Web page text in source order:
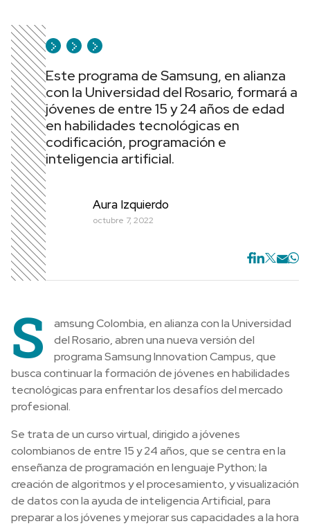
Este programa de Samsung, en alianza
con la Universidad del Rosario, formará a
jóvenes de entre 15 y 24 años de edad
en habilidades tecnológicas en
codificación, programación e
inteligencia artificial.
Aura Izquierdo
octubre 7, 2022
S
amsung Colombia, en alianza con la Universidad
del Rosario, abren una nueva versión del
programa Samsung Innovation Campus, que
busca continuar la formación de jóvenes en habilidades
tecnológicas para enfrentar los desafíos del mercado
profesional.
Se trata de un curso virtual, dirigido a jóvenes
colombianos de entre 15 y 24 años, que se centra en la
enseñanza de programación en lenguaje Python; la
creación de algoritmos y el procesamiento, y visualización
de datos con la ayuda de inteligencia Artificial, para
preparar a los jóvenes y mejorar sus capacidades a la hora